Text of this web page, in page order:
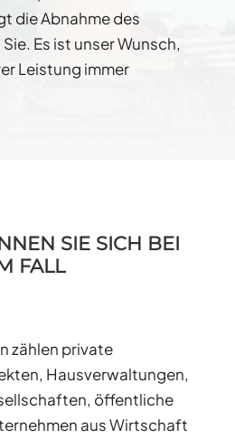
die Abnahme des
Es ist unser Wunsch,
Leistung immer
SIE SICH BEI
FALL
zählen private
Hausverwaltungen,
öffentliche
aus Wirtschaft